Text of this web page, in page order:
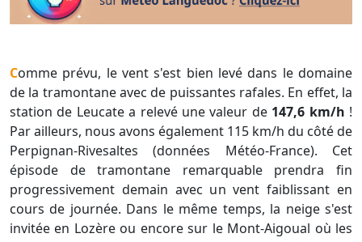
Comme prévu, le vent s'est bien levé dans le domaine
de la tramontane avec de puissantes rafales. En effet, la
station de Leucate a relevé une valeur de 147,6 km/h !
Par ailleurs, nous avons également 115 km/h du côté de
Perpignan-Rivesaltes (données Météo-France). Cet
épisode de tramontane remarquable prendra fin
progressivement demain avec un vent faiblissant en
cours de journée. Dans le même temps, la neige s'est
invitée en Lozère ou encore sur le Mont-Aigoual où les